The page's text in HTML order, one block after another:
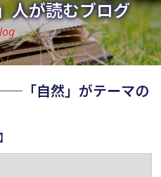
人が読むブログ
「自然」がテーマの